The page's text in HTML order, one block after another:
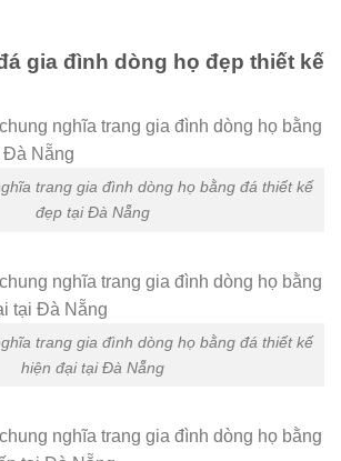
gia đình dòng họ đẹp thiết kế
trang gia đình dòng họ bằng đá thiết kế
đẹp tại Đà Nẵng
trang gia đình dòng họ bằng đá thiết kế
hiện đại tại Đà Nẵng